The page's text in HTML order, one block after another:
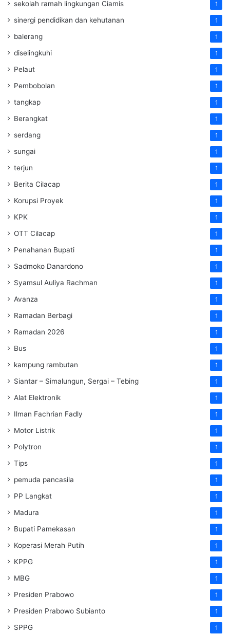
sekolah ramah lingkungan Ciamis 1
sinergi pendidikan dan kehutanan 1
balerang 1
diselingkuhi 1
Pelaut 1
Pembobolan 1
tangkap 1
Berangkat 1
serdang 1
sungai 1
terjun 1
Berita Cilacap 1
Korupsi Proyek 1
KPK 1
OTT Cilacap 1
Penahanan Bupati 1
Sadmoko Danardono 1
Syamsul Auliya Rachman 1
Avanza 1
Ramadan Berbagi 1
Ramadan 2026 1
Bus 1
kampung rambutan 1
Siantar – Simalungun, Sergai – Tebing 1
Alat Elektronik 1
Ilman Fachrian Fadly 1
Motor Listrik 1
Polytron 1
Tips 1
pemuda pancasila 1
PP Langkat 1
Madura 1
Bupati Pamekasan 1
Koperasi Merah Putih 1
KPPG 1
MBG 1
Presiden Prabowo 1
Presiden Prabowo Subianto 1
SPPG 1